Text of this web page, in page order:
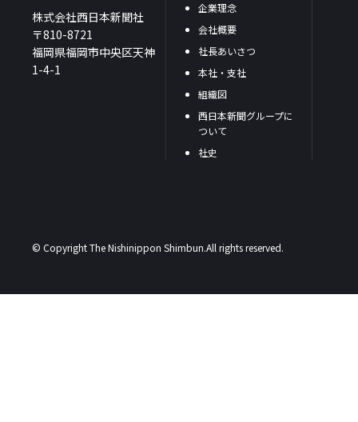
株式会社西日本新聞社
〒810-8721
福岡県福岡市中央区天神
1-4-1
企業理念
会社概要
社長あいさつ
本社・支社
組織図
西日本新聞グループに
ついて
社史
© Copyright The Nishinippon Shimbun.All rights reserved.